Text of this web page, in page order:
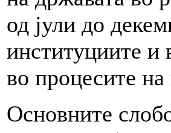
од јули до
институциите и
во процесите
Основните